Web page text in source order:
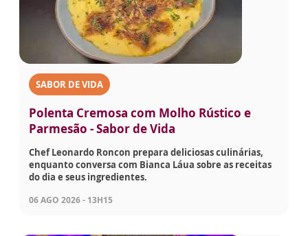
SABOR DE VIDA
Polenta Cremosa com Molho Rústico e
Parmesão - Sabor de Vida
Chef Leonardo Roncon prepara deliciosas culinárias,
enquanto conversa com Bianca Láua sobre as receitas
do dia e seus ingredientes.
06 AGO 2026 - 13H15